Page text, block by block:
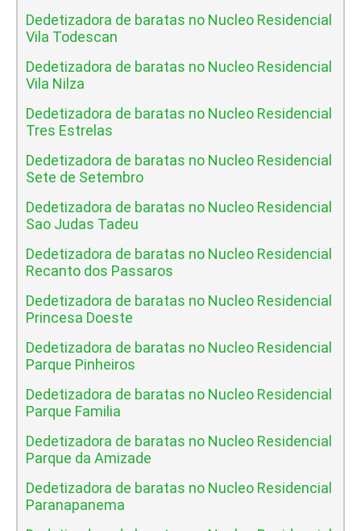
Dedetizadora de baratas no Nucleo Residencial
Vila Todescan
Dedetizadora de baratas no Nucleo Residencial
Vila Nilza
Dedetizadora de baratas no Nucleo Residencial
Tres Estrelas
Dedetizadora de baratas no Nucleo Residencial
Sete de Setembro
Dedetizadora de baratas no Nucleo Residencial
Sao Judas Tadeu
Dedetizadora de baratas no Nucleo Residencial
Recanto dos Passaros
Dedetizadora de baratas no Nucleo Residencial
Princesa Doeste
Dedetizadora de baratas no Nucleo Residencial
Parque Pinheiros
Dedetizadora de baratas no Nucleo Residencial
Parque Familia
Dedetizadora de baratas no Nucleo Residencial
Parque da Amizade
Dedetizadora de baratas no Nucleo Residencial
Paranapanema